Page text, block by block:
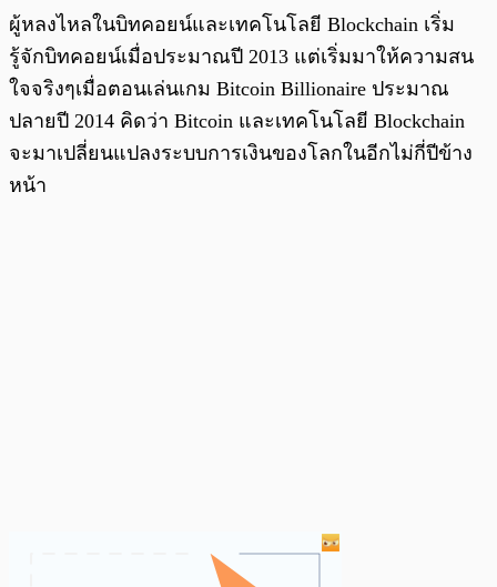
ผู้หลงไหลในบิทคอยน์และเทคโนโลยี Blockchain เริ่ม
รู้จักบิทคอยน์เมื่อประมาณปี 2013 แต่เริ่มมาให้ความสน
ใจจริงๆเมื่อตอนเล่นเกม Bitcoin Billionaire ประมาณ
ปลายปี 2014 คิดว่า Bitcoin และเทคโนโลยี Blockchain
จะมาเปลี่ยนแปลงระบบการเงินของโลกในอีกไม่กี่ปีข้าง
หน้า